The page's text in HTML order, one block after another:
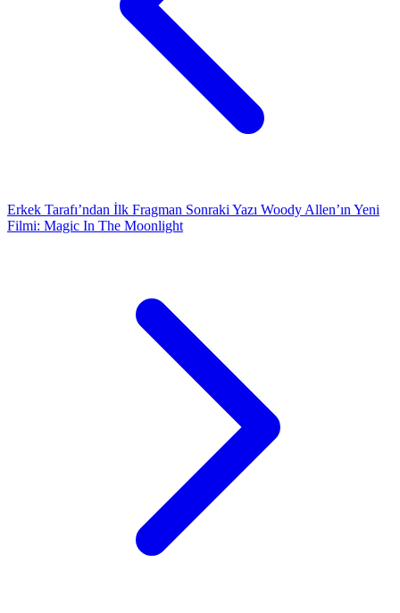
Erkek Tarafı’ndan İlk Fragman Sonraki Yazı Woody Allen’ın Yeni
Filmi: Magic In The Moonlight